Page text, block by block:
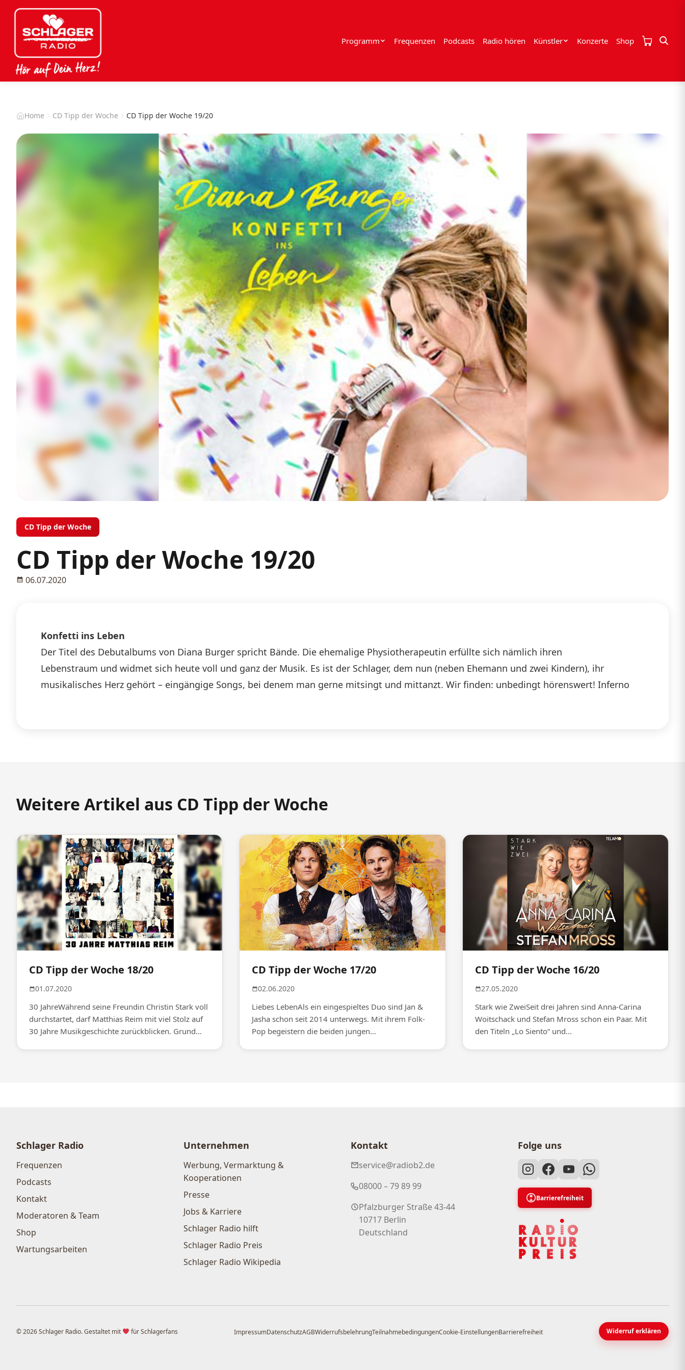
Programm Frequenzen Podcasts Radio hören Künstler Konzerte Shop
Home CD Tipp der Woche CD Tipp der Woche 19/20
CD Tipp der Woche
CD Tipp der Woche 19/20
06.07.2020
Konfetti ins Leben
Der Titel des Debutalbums von Diana Burger spricht Bände. Die ehemalige Physiotherapeutin erfüllte sich nämlich ihren
Lebenstraum und widmet sich heute voll und ganz der Musik. Es ist der Schlager, dem nun (neben Ehemann und zwei Kindern), ihr
musikalisches Herz gehört – eingängige Songs, bei denem man gerne mitsingt und mittanzt. Wir finden: unbedingt hörenswert! Inferno
Weitere Artikel aus CD Tipp der Woche
CD Tipp der Woche 18/20
01.07.2020
30 JahreWährend seine Freundin Christin Stark voll
durchstartet, darf Matthias Reim mit viel Stolz auf
30 Jahre Musikgeschichte zurückblicken. Grund...
CD Tipp der Woche 17/20
02.06.2020
Liebes LebenAls ein eingespieltes Duo sind Jan &
Jasha schon seit 2014 unterwegs. Mit ihrem Folk-
Pop begeistern die beiden jungen...
CD Tipp der Woche 16/20
27.05.2020
Stark wie ZweiSeit drei Jahren sind Anna-Carina
Woitschack und Stefan Mross schon ein Paar. Mit
den Titeln „Lo Siento“ und...
Schlager Radio
Frequenzen
Podcasts
Kontakt
Moderatoren & Team
Shop
Wartungsarbeiten
Unternehmen
Werbung, Vermarktung &
Kooperationen
Presse
Jobs & Karriere
Schlager Radio hilft
Schlager Radio Preis
Schlager Radio Wikipedia
Kontakt
service@radiob2.de
08000 – 79 89 99
Pfalzburger Straße 43-44
10717 Berlin
Deutschland
Folge uns
Barrierefreiheit
© 2026 Schlager Radio. Gestaltet mit für Schlagerfans ImpressumDatenschutzAGBWiderrufsbelehrungTeilnahmebedingungenCookie-EinstellungenBarrierefreiheit Widerruf erklären